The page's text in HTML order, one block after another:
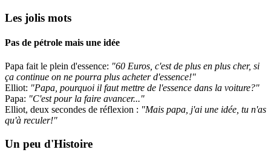
Les jolis mots
Pas de pétrole mais une idée
Papa fait le plein d'essence: "60 Euros, c'est de plus en plus cher, si
ça continue on ne pourra plus acheter d'essence!"
Elliot: "Papa, pourquoi il faut mettre de l'essence dans la voiture?"
Papa: "C'est pour la faire avancer..."
Elliot, deux secondes de réflexion : "Mais papa, j'ai une idée, tu n'as
qu'à reculer!"
Un peu d'Histoire